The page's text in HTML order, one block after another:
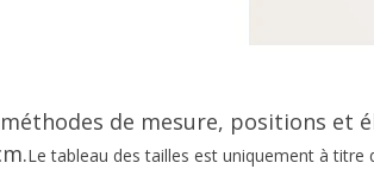
de mesure, positions et
Le tableau des tailles est uniquement à titre